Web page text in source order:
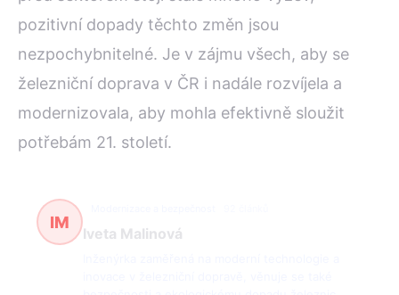
pozitivní dopady těchto změn jsou
nezpochybnitelné. Je v zájmu všech, aby se
železniční doprava v ČR i nadále rozvíjela a
modernizovala, aby mohla efektivně sloužit
potřebám 21. století.
IM
Iveta Malinová